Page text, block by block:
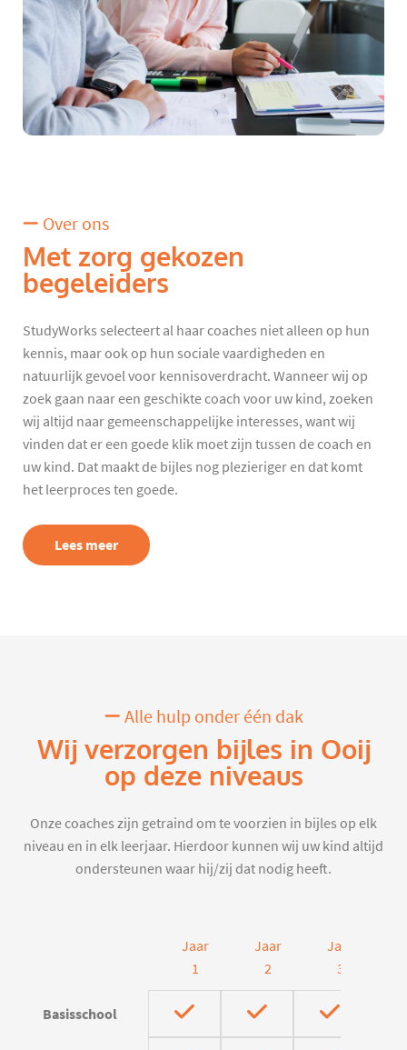
Over ons
Met zorg gekozen
begeleiders
StudyWorks selecteert al haar coaches niet alleen op hun
kennis, maar ook op hun sociale vaardigheden en
natuurlijk gevoel voor kennisoverdracht. Wanneer wij op
zoek gaan naar een geschikte coach voor uw kind, zoeken
wij altijd naar gemeenschappelijke interesses, want wij
vinden dat er een goede klik moet zijn tussen de coach en
uw kind. Dat maakt de bijles nog plezieriger en dat komt
het leerproces ten goede.
Lees meer
Alle hulp onder één dak
Wij verzorgen bijles in Ooij
op deze niveaus
Onze coaches zijn getraind om te voorzien in bijles op elk
niveau en in elk leerjaar. Hierdoor kunnen wij uw kind altijd
ondersteunen waar hij/zij dat nodig heeft.
Jaar
1
Jaar
2
Jaar
3
Basisschool